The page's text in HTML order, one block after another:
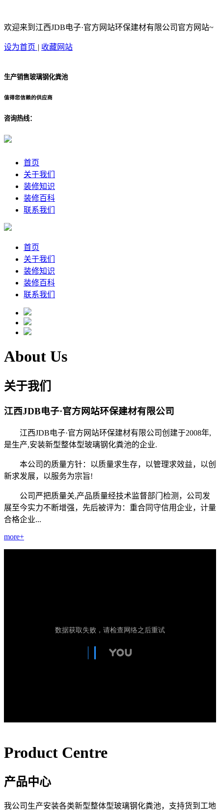
欢迎来到江西JDB电子·官方网站环保建材有限公司官方网站~
设为首页 | 收藏网站
生产销售玻璃钢化粪池
值得您信赖的供应商
咨询热线：
首页
关于我们
装修知识
装修百科
联系我们
首页
关于我们
装修知识
装修百科
联系我们
About Us
关于我们
江西JDB电子·官方网站环保建材有限公司
江西JDB电子·官方网站环保建材有限公司创建于2008年,
是生产,安装新型整体型玻璃钢化粪池的企业.
本公司的质量方针：以质量求生存，以管理求效益，以创
新求发展，以服务为宗旨!
公司严把质量关,产品质量经技术监督部门检测，公司发
展至今实力不断增强，先后被评为：重合同守信用企业，计量
合格企业...
more+
Product Centre
产品中心
我公司生产安装各类新型整体型玻璃钢化粪池，支持货到工地